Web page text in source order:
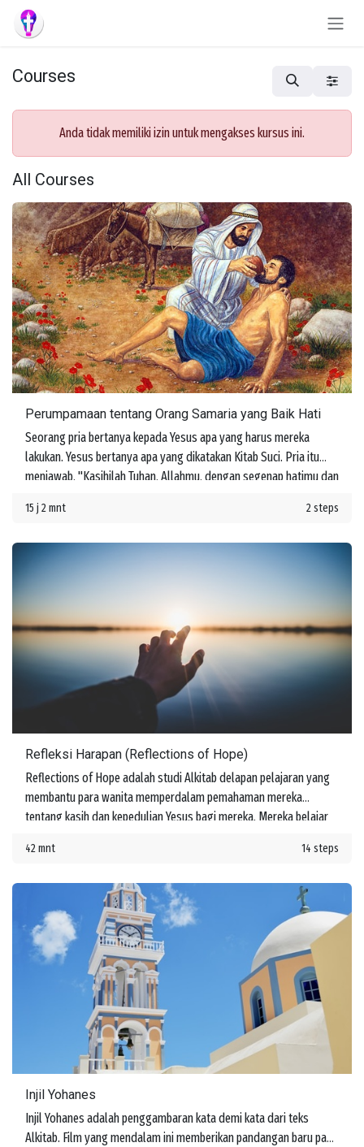
Skip to Content
Courses
Anda tidak memiliki izin untuk mengakses kursus ini.
All Courses
Perumpamaan tentang Orang Samaria yang Baik Hati
Seorang pria bertanya kepada Yesus apa yang harus mereka
lakukan. Yesus bertanya apa yang dikatakan Kitab Suci. Pria itu
menjawab, "Kasihilah Tuhan, Allahmu, dengan segenap hatimu dan
dengan segenap akal budimu, dan kasihilah sesamamu manusia
melakukan ini, mereka akan memperoleh hidup. Namun kemudian
seseorang bertanya, "Siapakah sesamaku manusia?"
15 j 2 mnt 2 steps
Refleksi Harapan (Reflections of Hope)
Reflections of Hope adalah studi Alkitab delapan pelajaran yang
membantu para wanita memperdalam pemahaman mereka
tentang kasih dan kepedulian Yesus bagi mereka. Mereka belajar
perjalanan hidup.
42 mnt 14 steps
Injil Yohanes
Injil Yohanes adalah penggambaran kata demi kata dari teks
Alkitab. Film yang mendalam ini memberikan pandangan baru pada